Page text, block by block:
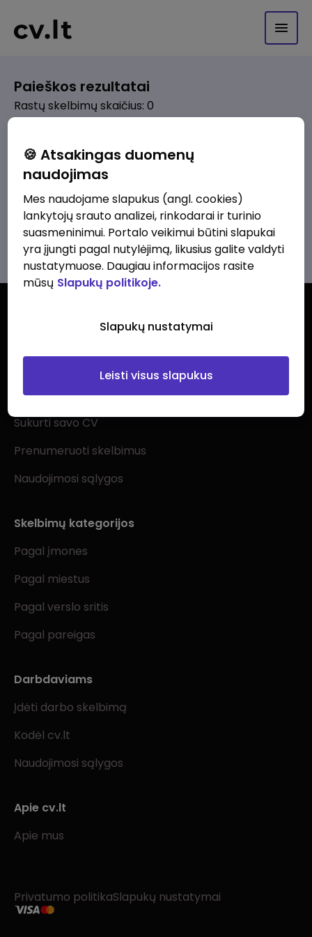
Paieškos rezultatai
Rastų skelbimų skaičius: 0
Pagal pasirinktus kriterijus skelbimų
nerasta. Pakoreguokite paiešką ir
bandykite dar kartą.
Žiūrėti visus skelbimus
Ieškantiems darbo
Visi darbo skelbimai
Sukurti savo CV
Prenumeruoti skelbimus
Naudojimosi sąlygos
Skelbimų kategorijos
Pagal įmones
Pagal miestus
Pagal verslo sritis
Pagal pareigas
Darbdaviams
Įdėti darbo skelbimą
Kodėl cv.lt
Naudojimosi sąlygos
Apie cv.lt
Apie mus
Privatumo politikaSlapukų nustatymai
🍪 Atsakingas duomenų
naudojimas
Mes naudojame slapukus (angl. cookies)
lankytojų srauto analizei, rinkodarai ir turinio
suasmeninimui. Portalo veikimui būtini slapukai
yra įjungti pagal nutylėjimą, likusius galite valdyti
nustatymuose. Daugiau informacijos rasite
mūsų Slapukų politikoje.
Slapukų nustatymai
Leisti visus slapukus